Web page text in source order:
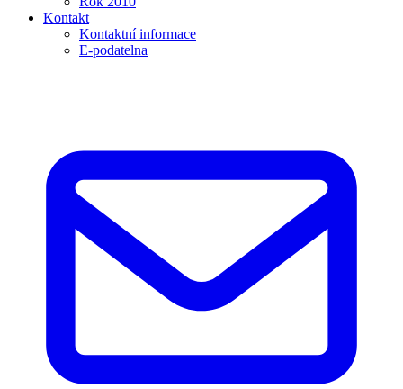
Kontakt
Kontaktní informace
E-podatelna